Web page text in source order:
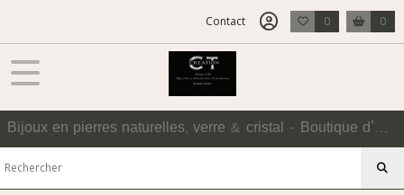
Contact 0 0
Bijoux en pierres naturelles, verre & cristal - Boutique d'Accessoires